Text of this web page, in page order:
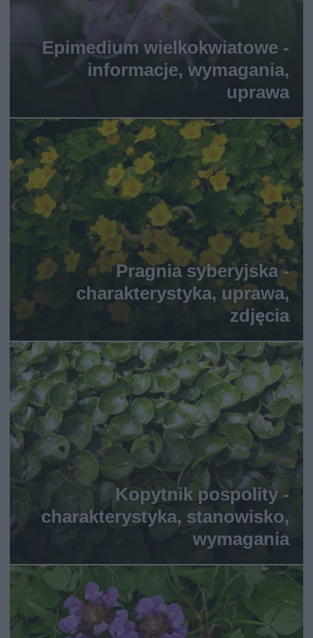
Epimedium wielkokwiatowe -
informacje, wymagania,
uprawa
Pragnia syberyjska -
charakterystyka, uprawa,
zdjęcia
Kopytnik pospolity -
charakterystyka, stanowisko,
wymagania